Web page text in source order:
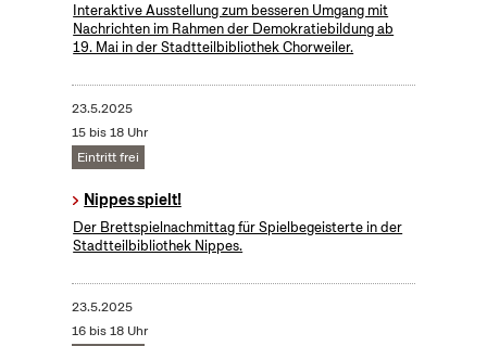
Interaktive Ausstellung zum besseren Umgang mit
Nachrichten im Rahmen der Demokratiebildung ab
19. Mai in der Stadtteilbibliothek Chorweiler.
23.5.2025
15 bis 18 Uhr
Eintritt frei
Nippes spielt!
Der Brettspielnachmittag für Spielbegeisterte in der
Stadtteilbibliothek Nippes.
23.5.2025
16 bis 18 Uhr